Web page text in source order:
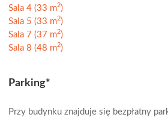
Sala 4 (33 m2)
Sala 5 (33 m2)
Sala 7 (37 m2)
Sala 8 (48 m2)
Parking*
Przy budynku znajduje się bezpłatny